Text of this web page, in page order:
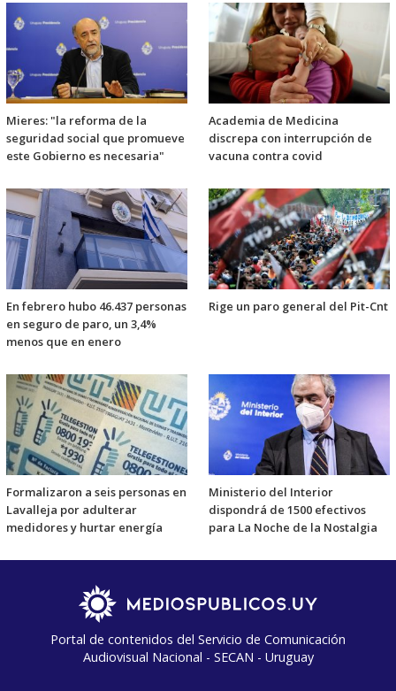
Mieres: "la reforma de la
seguridad social que promueve
este Gobierno es necesaria"
Academia de Medicina
discrepa con interrupción de
vacuna contra covid
En febrero hubo 46.437 personas
en seguro de paro, un 3,4%
menos que en enero
Rige un paro general del Pit-Cnt
Formalizaron a seis personas en
Lavalleja por adulterar
medidores y hurtar energía
Ministerio del Interior
dispondrá de 1500 efectivos
para La Noche de la Nostalgia
Portal de contenidos del Servicio de Comunicación
Audiovisual Nacional - SECAN - Uruguay